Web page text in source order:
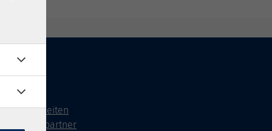
Kontakt
Öffnungszeiten
Ansprechpartner